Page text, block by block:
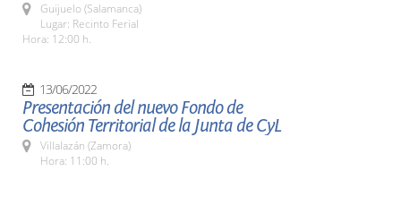
Guijuelo (Salamanca)
Lugar: Recinto Ferial
Hora: 12:00 h.
13/06/2022
Presentación del nuevo Fondo de
Cohesión Territorial de la Junta de CyL
Villalazán (Zamora)
Hora: 11:00 h.